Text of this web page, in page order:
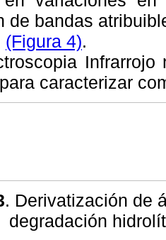
de bandas
(Figura 4).
caracterizar
. Derivatización de
degradación